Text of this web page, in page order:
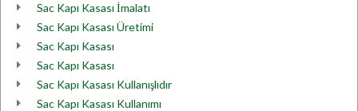
Sac Kapı Kasası İmalatı
Sac Kapı Kasası Üretimi
Sac Kapı Kasası
Sac Kapı Kasası
Sac Kapı Kasası Kullanışlıdır
Sac Kapı Kasası Kullanımı